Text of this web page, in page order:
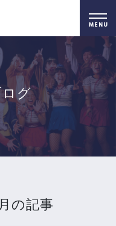
オープンキャンパス
グ
月の記事